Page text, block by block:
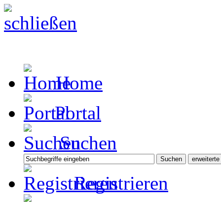
Home
Portal
Suchen
Registrieren